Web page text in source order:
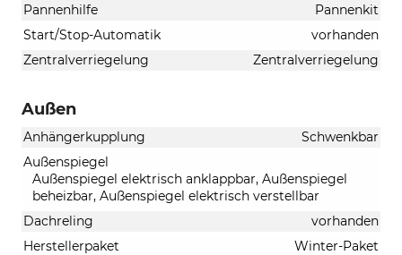
Pannenhilfe
Pannenkit
Start/Stop-Automatik
vorhanden
Zentralverriegelung
Zentralverriegelung
Außen
Anhängerkupplung
Schwenkbar
Außenspiegel
Außenspiegel elektrisch anklappbar, Außenspiegel
beheizbar, Außenspiegel elektrisch verstellbar
Dachreling
vorhanden
Herstellerpaket
Winter-Paket